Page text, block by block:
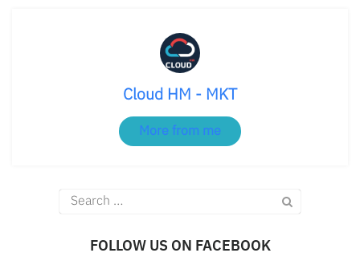
Cloud HM - MKT
More from me
Search
for:
FOLLOW US ON FACEBOOK